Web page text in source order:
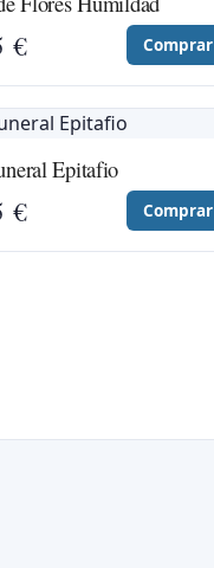
€ Comprar
Epitafio
€ Comprar